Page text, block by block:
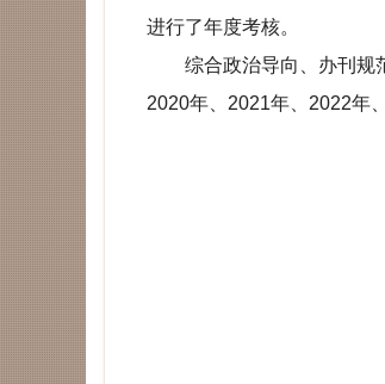
进行了年度考核。
综合政治导向、办刊规范
2020年、2021年、2022年